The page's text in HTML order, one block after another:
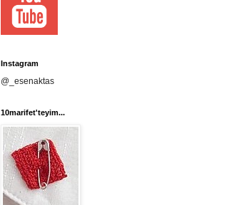
Instagram
@_esenaktas
10marifet'teyim...